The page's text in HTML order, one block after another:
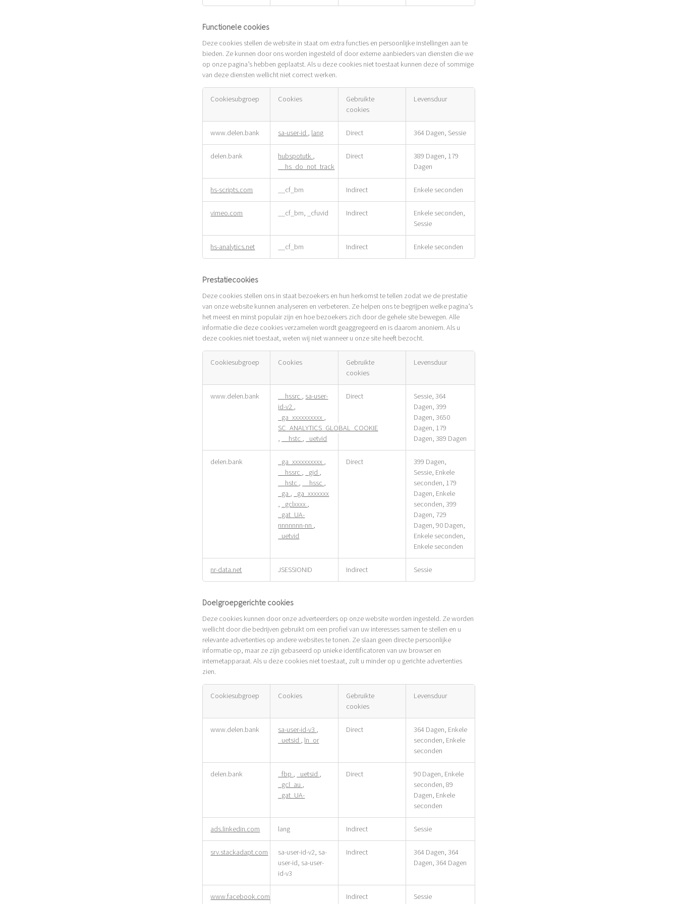
Functionele cookies
Deze cookies stellen de website in staat om extra functies en persoonlijke instellingen aan te
bieden. Ze kunnen door ons worden ingesteld of door externe aanbieders van diensten die we
op onze pagina’s hebben geplaatst. Als u deze cookies niet toestaat kunnen deze of sommige
van deze diensten wellicht niet correct werken.
cookies
Cookiesubgroep Cookies
Gebruikte
cookies
Levensduur
www.delen.bank sa-user-id , lang Direct 364 Dagen, Sessie
delen.bank hubspotutk ,
__hs_do_not_track
Direct
389 Dagen, 179
Dagen
hs-scripts.com __cf_bm Indirect Enkele seconden
vimeo.com __cf_bm, _cfuvid Indirect
Enkele seconden,
Sessie
hs-analytics.net __cf_bm Indirect Enkele seconden
Prestatiecookies
Deze cookies stellen ons in staat bezoekers en hun herkomst te tellen zodat we de prestatie
van onze website kunnen analyseren en verbeteren. Ze helpen ons te begrijpen welke pagina’s
het meest en minst populair zijn en hoe bezoekers zich door de gehele site bewegen. Alle
informatie die deze cookies verzamelen wordt geaggregeerd en is daarom anoniem. Als u
deze cookies niet toestaat, weten wij niet wanneer u onze site heeft bezocht.
Cookiesubgroep Cookies
Gebruikte
cookies
Levensduur
www.delen.bank __hssrc , sa-user-
id-v2,
_ga_xxxxxxxxxx,
SC_ANALYTICS_GLOBAL_COOKIE
,
__hstc , _uetvid
Direct
Sessie, 364
Dagen, 399
Dagen, 3650
Dagen, 179
Dagen, 389 Dagen
delen.bank _ga_xxxxxxxxxx,
__hssrc , _gid ,
__hstc , __hssc ,
_ga , _ga_xxxxxxx
, _gclxxxx,
_gat_UA-
nnnnnnn-nn ,
_uetvid
Direct
399 Dagen,
Sessie, Enkele
seconden, 179
Dagen, Enkele
seconden, 399
Dagen, 729
Dagen, 90 Dagen,
Enkele seconden,
Enkele seconden
nr-data.net JSESSIONID Indirect Sessie
Doelgroepgerichte cookies
Deze cookies kunnen door onze adverteerders op onze website worden ingesteld. Ze worden
wellicht door die bedrijven gebruikt om een profiel van uw interesses samen te stellen en u
relevante advertenties op andere websites te tonen. Ze slaan geen directe persoonlijke
informatie op, maar ze zijn gebaseerd op unieke identificatoren van uw browser en
internetapparaat. Als u deze cookies niet toestaat, zult u minder op u gerichte advertenties
zien.
cookies
Cookiesubgroep Cookies
Gebruikte
cookies
Levensduur
www.delen.bank sa-user-id-v3 ,
_uetsid , ln_or
Direct
364 Dagen, Enkele
seconden, Enkele
seconden
delen.bank _fbp , _uetsid ,
_gcl_au ,
_gat_UA-
Direct
90 Dagen, Enkele
seconden, 89
Dagen, Enkele
seconden
ads.linkedin.com lang Indirect Sessie
srv.stackadapt.com
sa-user-id-v2, sa-
user-id, sa-user-
id-v3
Indirect
364 Dagen, 364
Dagen, 364 Dagen
www.facebook.com Indirect Sessie